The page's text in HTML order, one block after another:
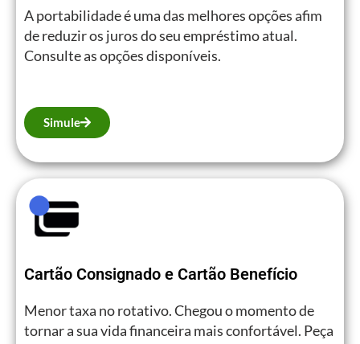
A portabilidade é uma das melhores opções afim
de reduzir os juros do seu empréstimo atual.
Consulte as opções disponíveis.
Simule
Cartão Consignado e Cartão Benefício
Menor taxa no rotativo. Chegou o momento de
tornar a sua vida financeira mais confortável. Peça